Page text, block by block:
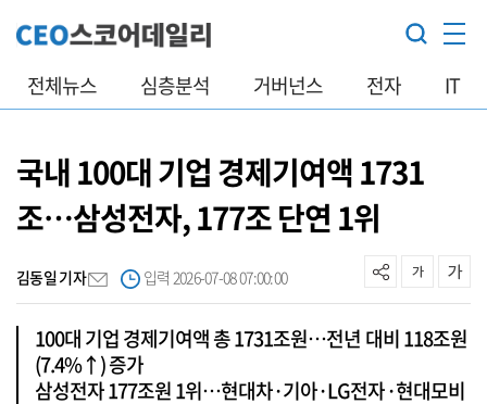
전체뉴스 심층분석 거버넌스 전자 IT
국내 100대 기업 경제기여액 1731
조…삼성전자, 177조 단연 1위
김동일 기자 입력 2026-07-08 07:00:00
100대 기업 경제기여액 총 1731조원…전년 대비 118조원
(7.4%↑) 증가
삼성전자 177조원 1위…현대차·기아·LG전자·현대모비